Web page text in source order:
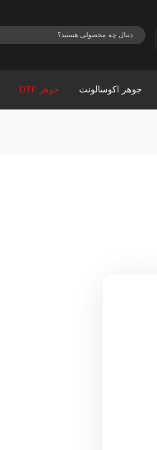
جوهر اکوسالونت جوهر DTF